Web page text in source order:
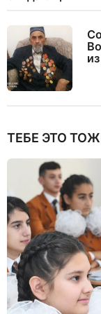
ТЕБЕ ЭТО